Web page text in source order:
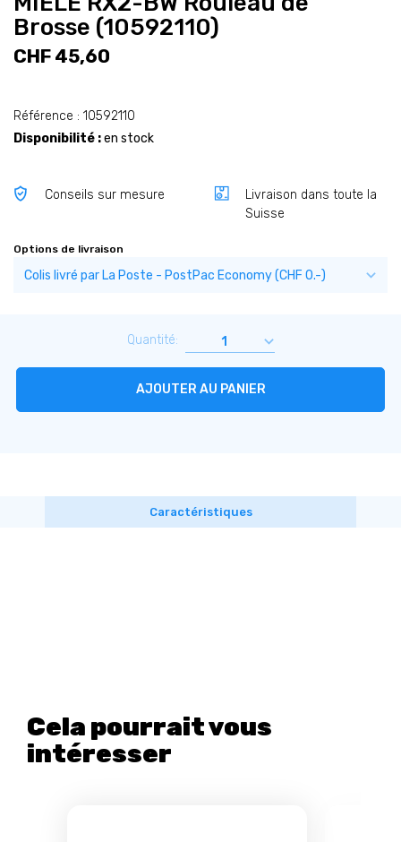
Brosse (10592110)
CHF 45,60
Référence : 10592110
Disponibilité :en stock
Conseils sur mesure
Livraison dans toute la
Suisse
Options de livraison
Quantité:
AJOUTER AU PANIER
Caractéristiques
Cela pourrait vous
intéresser